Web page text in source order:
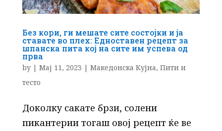
Без кори, ги мешате сите состојки и ја
ставате во плех: Едноставен рецепт за
шпанска пита кој на сите им успева од
прва
by | Мај 11, 2023 | Македонска Кујна, Пити и
тесто
Доколку сакате брзи, солени
пикантерии тогаш овој рецепт ќе ве